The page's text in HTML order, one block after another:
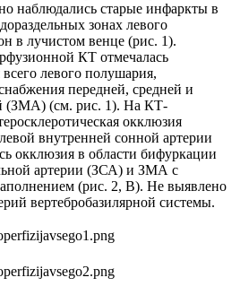
наблюдались старые инфаркты в
зонах левого
в лучистом венце (рис. 1).
КТ отмечалась
левого полушария,
передней, средней и
(ЗМА) (см. рис. 1). На КТ-
окклюзия
внутренней сонной артерии
окклюзия в области бифуркации
артерии (ЗСА) и ЗМА с
(рис. 2, В). Не выявлено
вертебробазилярной системы.